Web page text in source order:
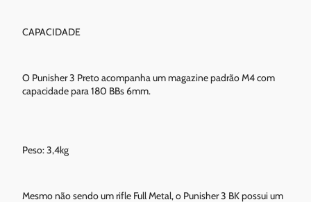
CAPACIDADE
O Punisher 3 Preto acompanha um magazine padrão M4 com
capacidade para 180 BBs 6mm.
Peso: 3,4kg
Mesmo não sendo um rifle Full Metal, o Punisher 3 BK possui um